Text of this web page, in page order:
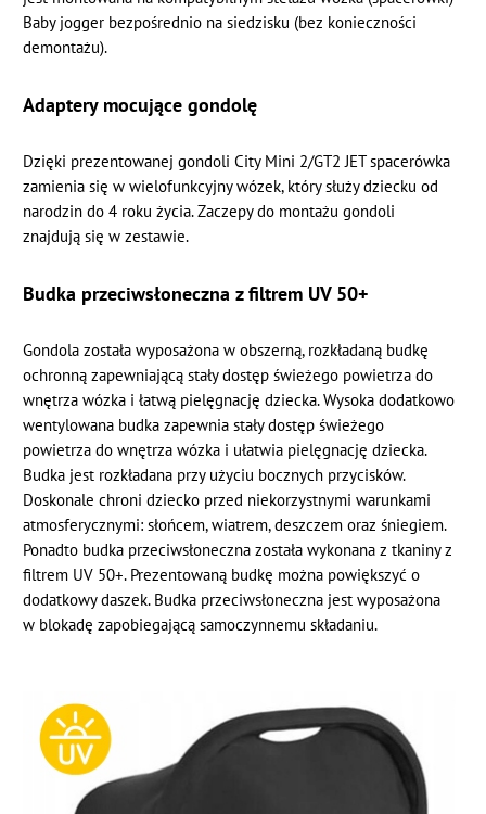
Baby jogger bezpośrednio na siedzisku (bez konieczności
demontażu).
Adaptery mocujące gondolę
Dzięki prezentowanej gondoli City Mini 2/GT2 JET spacerówka
zamienia się w wielofunkcyjny wózek, który służy dziecku od
narodzin do 4 roku życia. Zaczepy do montażu gondoli
znajdują się w zestawie.
Budka przeciwsłoneczna z filtrem UV 50+
Gondola została wyposażona w obszerną, rozkładaną budkę
ochronną zapewniającą stały dostęp świeżego powietrza do
wnętrza wózka i łatwą pielęgnację dziecka. Wysoka dodatkowo
wentylowana budka zapewnia stały dostęp świeżego
powietrza do wnętrza wózka i ułatwia pielęgnację dziecka.
Budka jest rozkładana przy użyciu bocznych przycisków.
Doskonale chroni dziecko przed niekorzystnymi warunkami
atmosferycznymi: słońcem, wiatrem, deszczem oraz śniegiem.
Ponadto budka przeciwsłoneczna została wykonana z tkaniny z
filtrem UV 50+. Prezentowaną budkę można powiększyć o
dodatkowy daszek. Budka przeciwsłoneczna jest wyposażona
w blokadę zapobiegającą samoczynnemu składaniu.